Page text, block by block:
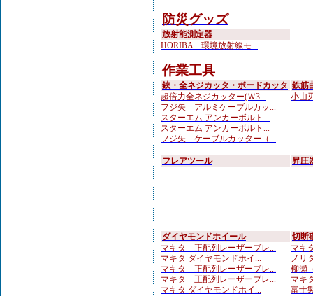
防災グッズ
放射能測定器
HORIBA 環境放射線モ...
作業工具
鋏・全ネジカッタ・ボードカッタ
超倍力全ネジカッター(Ｗ3...
フジ矢 アルミケーブルカッ...
スターエム アンカーボルト...
スターエム アンカーボルト...
フジ矢 ケーブルカッター（...
鉄筋
小山
フレアツール 昇圧
ダイヤモンドホイール
マキタ 正配列レーザーブレ...
マキタ ダイヤモンドホイ...
マキタ 正配列レーザーブレ...
マキタ 正配列レーザーブレ...
マキタ ダイヤモンドホイ...
切断
マキ
ノリ
柳瀬
マキ
富士